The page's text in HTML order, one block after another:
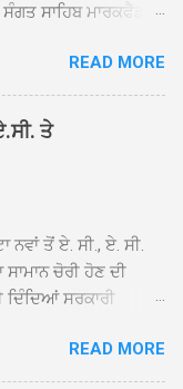
ਸਾਹਿਬ ਮਾਰਕਫੈੱਡ
ਦੀ ਅਗਵਾਈ ਵਿੱਚ
ਪਿੰਡ ਭਗਤਪੁਰ,
ਕੁੱਲੀਆਂ, ਰੱਤਾ ਨੌ
ਦਰੀਏਵਾਲ,
ਬਾਬਾ ਹਰਜੀਤ ਸਿੰਘ ਤੇ
ਦੀ ਗੂੰਜ ਵਿਚ ਨਿੱਘਾ
ਸ੍ਰੀ ਦਮਦਮਾ ਸਾਹਿਬ
ਤੇ ਨਗਰ ਕੀਰਤਨ ਦੇ
READ MORE
ਤੇ
ਤੋਂ ਏ. ਸੀ., ਏ. ਸੀ.
ਚੋਰੀ ਹੋਣ ਦੀ
ਦਿੰਦਿਆਂ ਸਰਕਾਰੀ
ਜਦੋਂ ਸਕੂਲ ਖੁੱਲ੍ਹੇ ਤਾਂ
ਤਾਂ ਕਮਰੇ ਠੰਢੇ ਨਾ
READ MORE